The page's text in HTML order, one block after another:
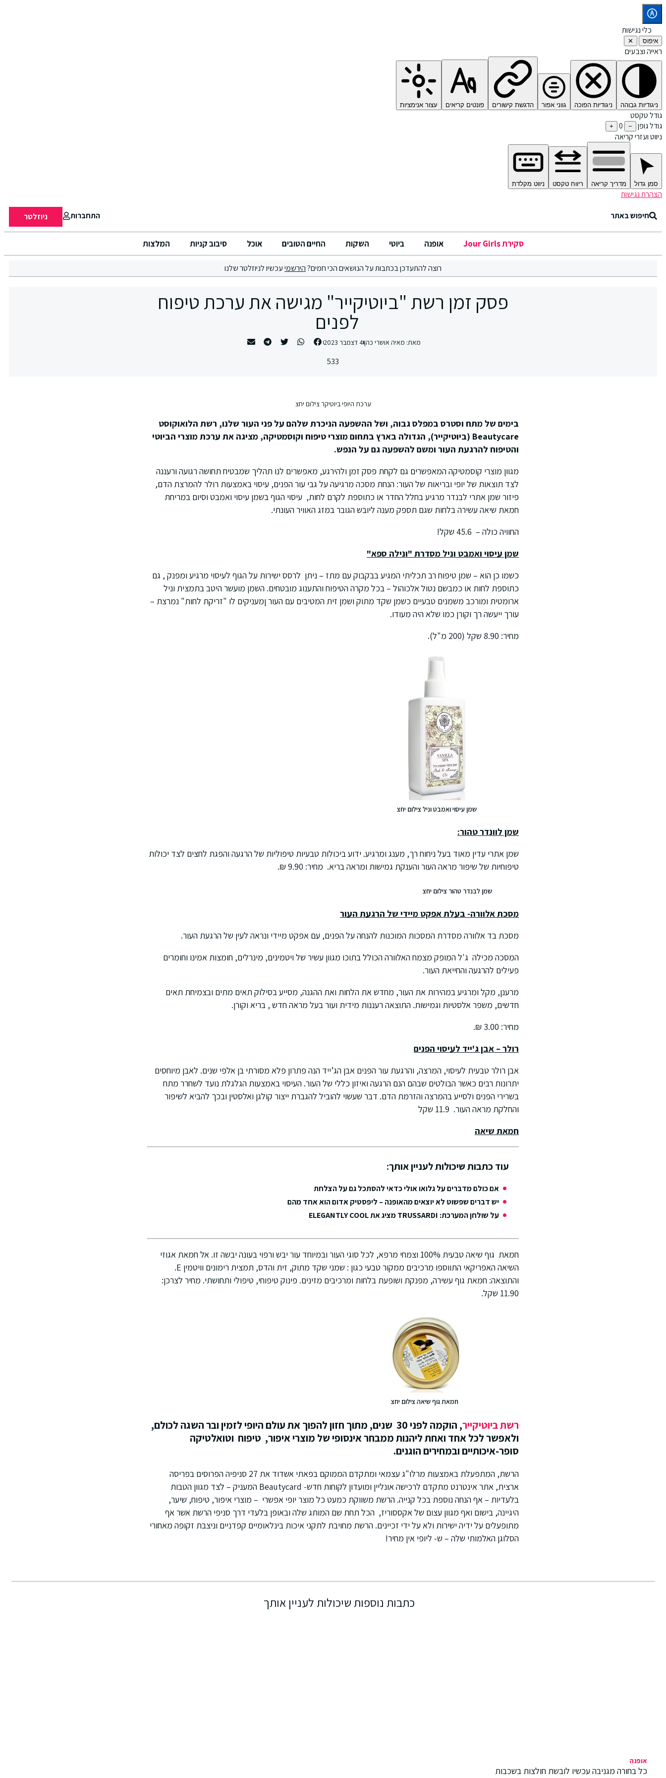
כלי נגישות
איפוס ✕
ראייה וצבעים
ניגודיות גבוהה ניגודיות הפוכה גווני אפור הדגשת קישורים פונטים קריאים עצור אנימציות
גודל טקסט
גודל גופן
−
0
+
ניווט ועזרי קריאה
סמן גדול מדריך קריאה ריווח טקסט ניווט מקלדת
הצהרת נגישות
חיפוש באתר התחברות ניוזלטר
סקירת Jour Girls אופנה ביוטי השקות החיים הטובים אוכל סיבוב קניות המלצות
רוצה להתעדכן בכתבות על הנושאים הכי חמים?הירשמיעכשיו לניוזלטר שלנו
פסק זמן רשת "ביוטיקייר" מגישה את ערכת טיפוח
לפנים
מאת: מאיה אושרי כהן4 דצמבר 2023
533
ערכת היופי ביוטיקר צילום יחצ
בימים של מתח וסטרס במפלס גבוה, ושל ההשפעה הניכרת שלהם על פני העור שלנו, רשת הלואוקוסט
Beautycare (ביוטיקייר), הגדולה בארץ בתחום מוצרי טיפוח וקוסמטיקה, מציגה את ערכת מוצרי הביוטי
והטיפוח להרגעת העור ומשם להשפעה גם על הנפש.
מגוון מוצרי קוסמטיקה המאפשרים גם לקחת פסק זמן ולהירגע, מאפשרים לנו תהליך שמבטיח תחושה רגועה ורעננה
לצד תוצאות של יופי ובריאות של העור: הנחת מסכה מרגיעה על גבי עור הפנים, עיסוי באמצעות רולר להמרצת הדם,
פיזור שמן אתרי לבנדר מרגיע בחלל החדר או כתוספת לקרם לחות, עיסוי הגוף בשמן עיסוי ואמבט וסיום במריחת
חמאת שיאה עשירה בלחות שגם תספק מענה ליובש הגובר במזג האוויר העונתי.
החוויה כולה – 45.6 שקל!
שמן עיסוי ואמבט וניל מסדרת "ונילה ספא"
כשמו כן הוא – שמן טיפוח רב תכליתי המגיע בבקבוק עם מתז – ניתן לרסס ישירות על הגוף לעיסוי מרגיע ומפנק , גם
כתוספת לחות או כמבשם נטול אלכוהול – בכל מקרה הטיפוח והתענוג מובטחים. השמן מועשר היטב בתמצית וניל
ארומטית ומורכב משמנים טבעיים כשמן שקד מתוק ושמן זית המטיבים עם העור ןמעניקים לו "זריקת לחות" נמרצת –
עורך ייעשה רך וקורן כמו שלא היה מעודו.
מחיר: 8.90 שקל (200 מ"ל).
שמן עיסוי ואמבט וניל צילום יחצ
שמן לוונדר טהור:
שמן אתרי עדין מאוד בעל ניחוח רך, מענג ומרגיע. ידוע ביכולות טבעיות טיפוליות של הרגעה והפגת לחצים לצד יכולות
טיפוחיות של שיפור מראה העור והענקת גמישות ומראה בריא. מחיר: 9.90 ₪.
שמן לבנדר טהור צילום יחצ
מסכת אלוורה- בעלת אפקט מיידי של הרגעת העור
מסכת בד אלוורה מסדרת המסכות המוכנות להנחה על הפנים, עם אפקט מיידי ונראה לעין של הרגעת העור.
המסכה מכילה ג'ל המופק מצמח האלוורה הכולל בתוכו מגוון עשיר של ויטמינים, מינרלים, חומצות אמינו וחומרים
פעילים להרגעה והחייאת העור.
מרענן, מקל ומרגיע במהירות את העור, מחדש את הלחות ואת ההגנה, מסייע בסילוק תאים מתים ובצמיחת תאים
חדשים, משפר אלסטיות וגמישות. התוצאה רעננות מידית ועור בעל מראה חדש , בריא וקורן.
מחיר: 3.00 ₪.
רולר – אבן ג'ייד לעיסוי הפנים
אבן רולר טבעית לעיסוי, המרצה, והרגעת עור הפנים אבן הג’ייד הנה פתרון פלא מסורתי בן אלפי שנים. לאבן מיוחסים
יתרונות רבים כאשר הבולטים שבהם הנם הרגעה ואיזון כללי של העור. העיסוי באמצעות הגלגלת נועד לשחרר מתח
בשרירי הפנים ולסייע בהמרצה והזרמת הדם. דבר שעשוי להוביל להגברת ייצור קולגן ואלסטין ובכך להביא לשיפור
והחלקת מראה העור. 11.9 שקל
חמאת שיאה
עוד כתבות שיכולות לעניין אותך:
אם כולם מדברים על גלואו אולי כדאי להסתכל גם על הצלחת
יש דברים שפשוט לא יוצאים מהאופנה – ליפסטיק אדום הוא אחד מהם
על שולחן המערכת: TRUSSARDI מציג את ELEGANTLY COOL
חמאת גוף שיאה טבעית 100% וצמחי מרפא, לכל סוגי העור ובמיוחד עור יבש ורפוי בעונה יבשה זו. אל חמאת אגוזי
השיאה האפריקאי התווספו מרכיבים ממקור טבעי כגון : שמני שקד מתוק, זית והדס, תמצית רימונים וויטמין E.
והתוצאה: חמאת גוף עשירה, מפנקת ושופעת בלחות ומרכיבים מזינים. פינוק טיפוחי, טיפולי ותחושתי. מחיר לצרכן:
11.90 שקל.
חמאת גוף שיאה צילום יחצ
רשת ביוטיקייר
, הוקמה לפני 30 שנים, מתוך חזון להפוך את עולם היופי לזמין ובר השגה לכולם,
ולאפשר לכל אחד ואחת ליהנות ממבחר אינסופי של מוצרי איפור, טיפוח וטואלטיקה
סופר-איכותיים ובמחירים הוגנים.
הרשת, המתפעלת באמצעות מרלו"ג עצמאי ומתקדם הממוקם בפאתי אשדוד את 27 סניפיה הפרוסים בפריסה
ארצית, אתר אינטרנט מתקדם לרכישה אונליין ומועדון לקוחות חדש- Beautycard המעניק – לצד מגוון הטבות
בלעדיות – אף הנחה נוספת בכל קנייה. הרשת משווקת כמעט כל מוצר יופי אפשרי – מוצרי איפור, טיפוח, שיער,
היגיינה, בישום ואף מגוון עצום של אקססוריז, הכל תחת שם המותג שלה ובאופן בלעדי דרך סניפי הרשת אשר אף
מתופעלים על ידיה ישירות ולא על ידי זכיינים. הרשת מחויבת לתקני איכות בינלאומיים קפדניים וניצבת זקופה מאחורי
הסלוגן האלמותי שלה – ש- ליופי אין מחיר!
כתבות נוספות שיכולות לעניין אותך
אופנה
כל בחורה מגניבה עכשיו לובשת חולצות בשכבות